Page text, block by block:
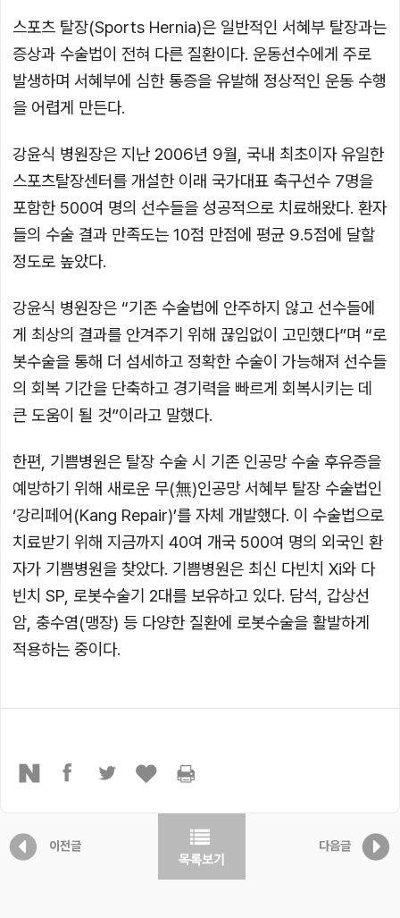
스포츠 탈장(Sports Hernia)은 일반적인 서혜부 탈장과는
증상과 수술법이 전혀 다른 질환이다. 운동선수에게 주로
발생하며 서혜부에 심한 통증을 유발해 정상적인 운동 수행
을 어렵게 만든다.
강윤식 병원장은 지난 2006년 9월, 국내 최초이자 유일한
스포츠탈장센터를 개설한 이래 국가대표 축구선수 7명을
포함한 500여 명의 선수들을 성공적으로 치료해왔다. 환자
들의 수술 결과 만족도는 10점 만점에 평균 9.5점에 달할
정도로 높았다.
강윤식 병원장은 “기존 수술법에 안주하지 않고 선수들에
게 최상의 결과를 안겨주기 위해 끊임없이 고민했다”며 “로
봇수술을 통해 더 섬세하고 정확한 수술이 가능해져 선수들
의 회복 기간을 단축하고 경기력을 빠르게 회복시키는 데
큰 도움이 될 것”이라고 말했다.
한편, 기쁨병원은 탈장 수술 시 기존 인공망 수술 후유증을
예방하기 위해 새로운 무(無)인공망 서혜부 탈장 수술법인
‘강리페어(Kang Repair)’를 자체 개발했다. 이 수술법으로
치료받기 위해 지금까지 40여 개국 500여 명의 외국인 환
자가 기쁨병원을 찾았다. 기쁨병원은 최신 다빈치 Xi와 다
빈치 SP, 로봇수술기 2대를 보유하고 있다. 담석, 갑상선
암, 충수염(맹장) 등 다양한 질환에 로봇수술을 활발하게
적용하는 중이다.
이전글 다음글